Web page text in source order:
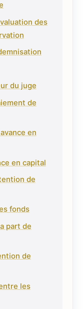
des
du juge
de
en
en capital
de
fonds
part de
de
les